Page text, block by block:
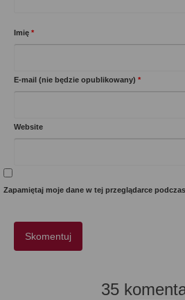
Imię *
E-mail (nie będzie opublikowany) *
Website
Zapamiętaj moje dane w tej przeglądarce
35